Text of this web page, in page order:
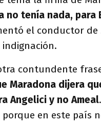
no tenía nada, para
el conductor de
indignación.
contundente
Maradona dijera
Angelici y no Ameal
en este país